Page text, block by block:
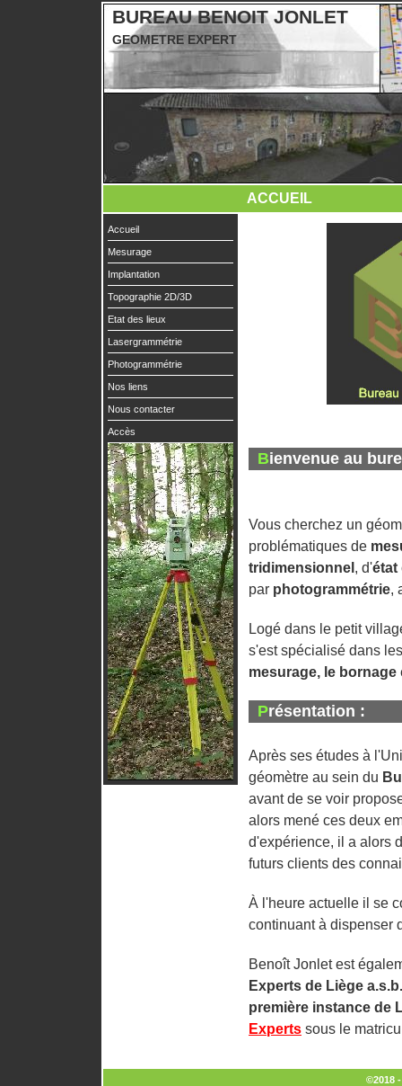
BUREAU BENOIT JONLET
GEOMETRE EXPERT
ACCUEIL
Accueil
Mesurage
Implantation
Topographie 2D/3D
Etat des lieux
Lasergrammétrie
Photogrammétrie
Nos liens
Nous contacter
Accès
Bienvenue au
Vous cherchez un
problématiques de
tridimensionnel, d'état
par photogrammétrie,
Logé dans le petit
s'est spécialisé dans
mesurage, le bornage
Présentation :
Après ses études à
géomètre au sein du
avant de se voir
alors mené ces deux
d'expérience, il a alors
futurs clients des
À l'heure actuelle il se
continuant à dispenser
Benoît Jonlet est
Experts de Liège
première instance de
Experts sous le
©2018